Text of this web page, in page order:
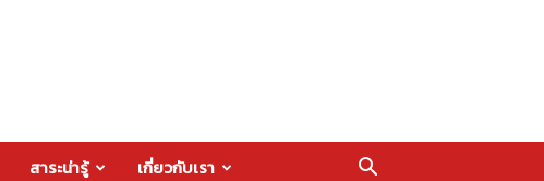
สาระน่ารู้ เกี่ยวกับเรา